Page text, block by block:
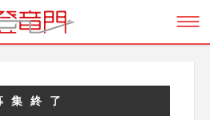
集終了